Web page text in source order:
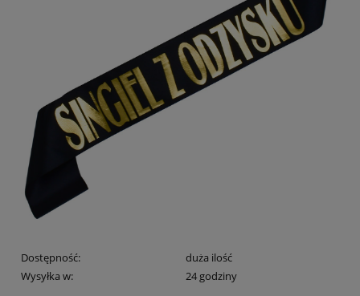
Dostępność:
duża ilość
Wysyłka w:
24 godziny